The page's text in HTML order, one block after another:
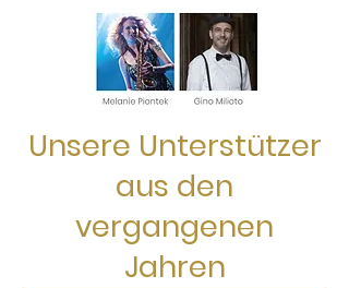
Unsere Unterstützer
aus den
vergangenen
Jahren